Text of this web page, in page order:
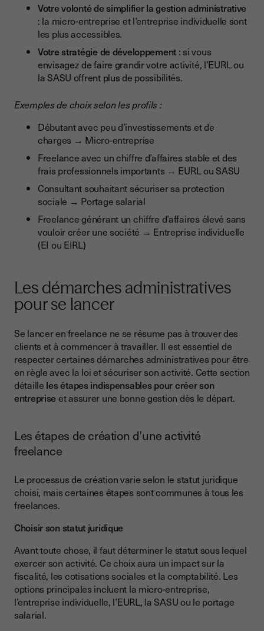
Votre volonté de simplifier la gestion administrative
: la micro-entreprise et l’entreprise individuelle sont
les plus accessibles.
Votre stratégie de développement : si vous
envisagez de faire grandir votre activité, l’EURL ou
la SASU offrent plus de possibilités.
Exemples de choix selon les profils :
Débutant avec peu d’investissements et de
charges → Micro-entreprise
Freelance avec un chiffre d’affaires stable et des
frais professionnels importants → EURL ou SASU
Consultant souhaitant sécuriser sa protection
sociale → Portage salarial
Freelance générant un chiffre d’affaires élevé sans
vouloir créer une société → Entreprise individuelle
(EI ou EIRL)
Les démarches administratives
pour se lancer
Se lancer en freelance ne se résume pas à trouver des
clients et à commencer à travailler. Il est essentiel de
respecter certaines démarches administratives pour être
en règle avec la loi et sécuriser son activité. Cette section
détaille les étapes indispensables pour créer son
entrepriseet assurer une bonne gestion dès le départ.
Les étapes de création d’une activité
freelance
Le processus de création varie selon le statut juridique
choisi, mais certaines étapes sont communes à tous les
freelances.
Choisir son statut juridique
Avant toute chose, il faut déterminer le statut sous lequel
exercer son activité. Ce choix aura un impact sur la
fiscalité, les cotisations sociales et la comptabilité. Les
options principales incluent la micro-entreprise,
l’entreprise individuelle, l’EURL, la SASU ou le portage
salarial.